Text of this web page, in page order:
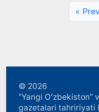
«
© 2026
“Yangi Oʻzbekiston”
gazetalari tahririyati